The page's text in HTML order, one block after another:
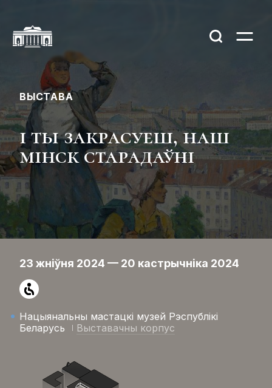
ВЫСТАВА
і ты закрасуеш, наш
мінск старадаўні
23 жніўня 2024 — 20 кастрычніка 2024
Нацыянальны мастацкі музей Рэспублікі
Беларусь
Выставачны корпус